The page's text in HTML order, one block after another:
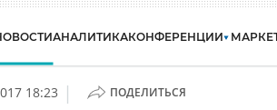
АНАЛИТИКАКОНФЕРЕНЦИИ
18:23 | ПОДЕЛИТЬСЯ